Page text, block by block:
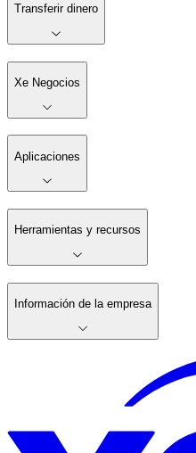
Transferir dinero
Xe Negocios
Aplicaciones
Herramientas y recursos
Información de la empresa